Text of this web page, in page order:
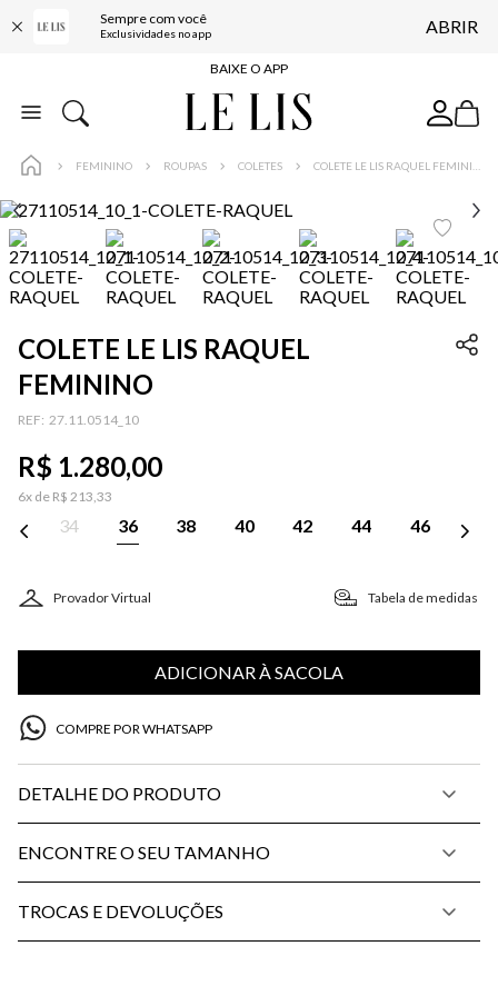
Sempre com você
Exclusividades no app ABRIR
FRETE GRÁTIS*
BAIXE O APP
10% OFF NA PRIMEIRA COMPRA*
FRETE GRÁTIS*
BAIXE O APP
10% OFF NA PRIMEIRA COMPRA*
FEMININO ROUPAS COLETES
COLETE LE LIS RAQUEL
FEMININO
: 27.11.0514_10
R$ 1.280,00
6x de R$ 213,33
34 36 38 40 42 44 46
Provador Virtual Tabela de medidas
ADICIONAR À SACOLA
COMPRE POR WHATSAPP
DETALHE DO PRODUTO
ENCONTRE O SEU TAMANHO
TROCAS E DEVOLUÇÕES